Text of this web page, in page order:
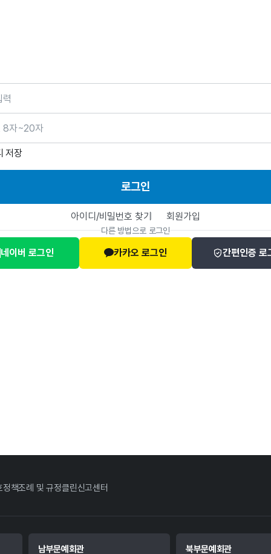
저장
로그인
아이디/비밀번호 찾기 회원가입
다른 방법으로 로그인
네이버 로그인 카카오 로그인 간편인증 로
정책조례 및 규정클린신고센터
남부문예회관 북부문예회관